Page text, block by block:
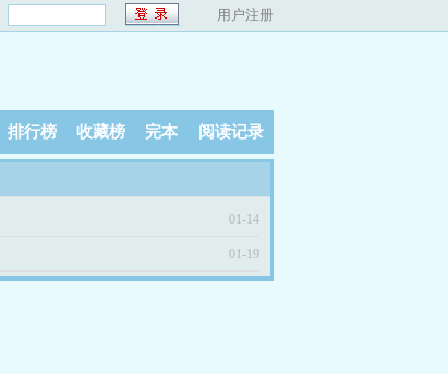
用户注册
排行榜 收藏榜 完本 阅读记录
01-14
01-19